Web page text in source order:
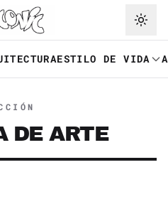
ESTILO DE VIDA
DE ARTE